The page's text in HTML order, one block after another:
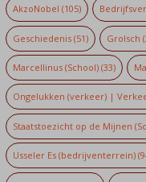
AkzoNobel (105)
Geschiedenis (51) Grolsch
Marcellinus (School) (33)
Ongelukken (verkeer) |
Staatstoezicht op de Mijnen
Usseler Es (bedrijventerrein)